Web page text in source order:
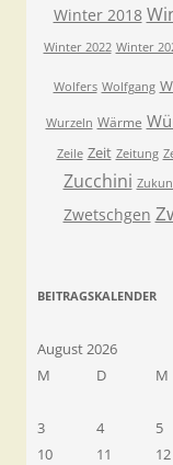
Winter 2018
Winter 2022 Winter
Wolfers Wolfgang
Wurzeln Wärme
Zeile Zeit Zeitung
Zucchini
Zwetschgen
BEITRAGSKALENDER
August 2026
M
D M
3
4 5
10
11 12